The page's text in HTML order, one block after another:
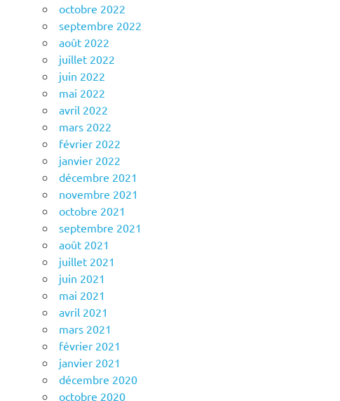
octobre 2022
septembre 2022
août 2022
juillet 2022
juin 2022
mai 2022
avril 2022
mars 2022
février 2022
janvier 2022
décembre 2021
novembre 2021
octobre 2021
septembre 2021
août 2021
juillet 2021
juin 2021
mai 2021
avril 2021
mars 2021
février 2021
janvier 2021
décembre 2020
octobre 2020